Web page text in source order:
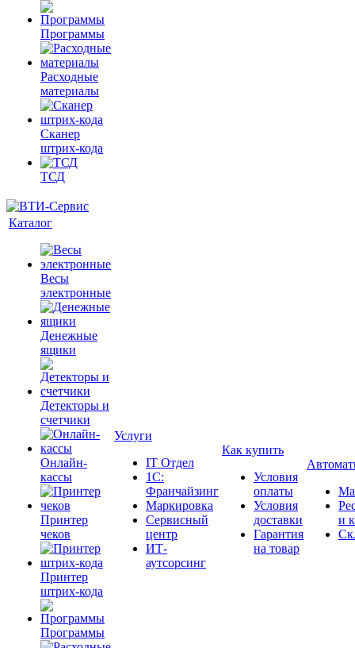
Программы
Расходные
материалы
Сканер
штрих-кода
ТСД
Каталог
Весы
электронные
Денежные
ящики
Детекторы и
счетчики
Онлайн-
кассы
Принтер
чеков
Принтер
штрих-кода
Программы
Услуги
IT Отдел
1С:
Франчайзинг
Маркировка
Сервисный
центр
ИТ-
аутсорсинг
Как купить
Условия
оплаты
Условия
доставки
Гарантия
на товар
и